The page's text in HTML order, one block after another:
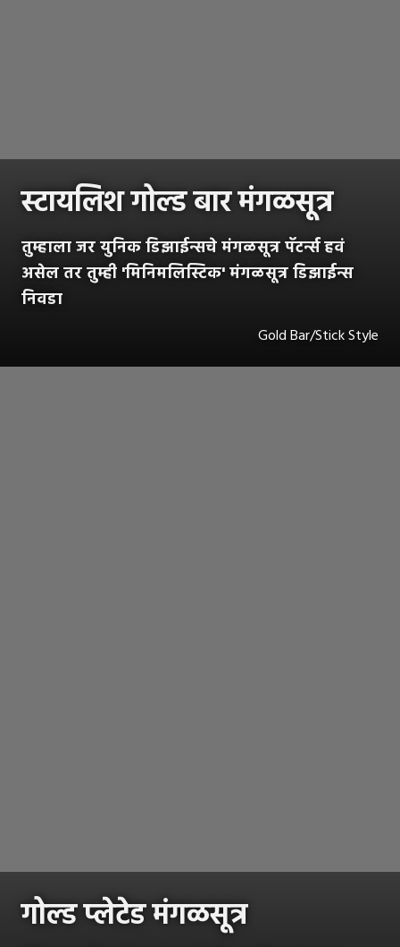
स्टायलिश गोल्ड बार मंगळसूत्र
तुम्हाला जर युनिक डिझाईन्सचे मंगळसूत्र पॅटर्न्स हवं
असेल तर तुम्ही 'मिनिमलिस्टिक' मंगळसूत्र डिझाईन्स
निवडा
Gold Bar/Stick Style
गोल्ड प्लेटेड मंगळसूत्र